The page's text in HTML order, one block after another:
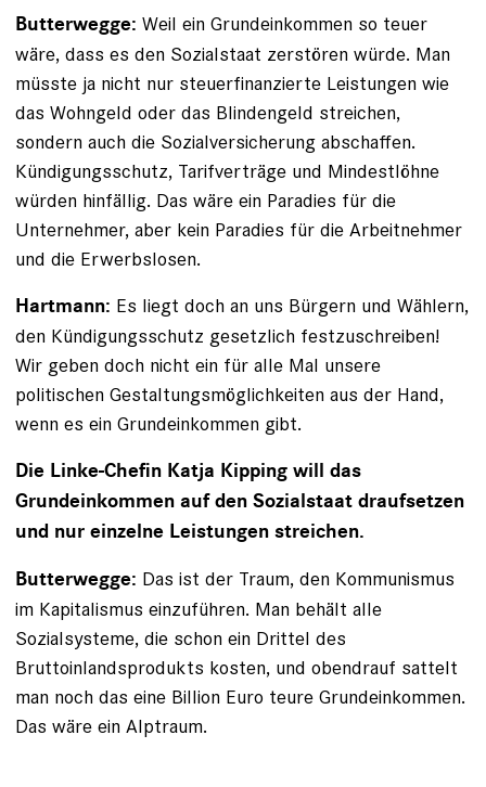
Butterwegge: Weil ein Grundeinkommen so teuer
wäre, dass es den Sozialstaat zerstören würde. Man
müsste ja nicht nur steuerfinanzierte Leistungen wie
das Wohngeld oder das Blindengeld streichen,
sondern auch die Sozialversicherung abschaffen.
Kündigungsschutz, Tarifverträge und Mindestlöhne
würden hinfällig. Das wäre ein Paradies für die
Unternehmer, aber kein Paradies für die Arbeitnehmer
und die Erwerbslosen.
Hartmann: Es liegt doch an uns Bürgern und Wählern,
den Kündigungsschutz gesetzlich festzuschreiben!
Wir geben doch nicht ein für alle Mal unsere
politischen Gestaltungsmöglichkeiten aus der Hand,
wenn es ein Grundeinkommen gibt.
Die Linke-Chefin Katja Kipping will das
Grundeinkommen auf den Sozialstaat draufsetzen
und nur einzelne Leistungen streichen.
Butterwegge: Das ist der Traum, den Kommunismus
im Kapitalismus einzuführen. Man behält alle
Sozialsysteme, die schon ein Drittel des
Bruttoinlandsprodukts kosten, und obendrauf sattelt
man noch das eine Billion Euro teure Grundeinkommen.
Das wäre ein Alptraum.